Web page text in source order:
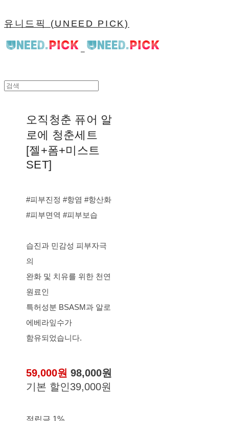
유니드픽 (UNEED PICK)
오직청춘 퓨어 알
로에 청춘세트
[젤+폼+미스트
SET]
#피부진정 #항염 #항산화
#피부면역 #피부보습
습진과 민감성 피부자극
의
완화 및 치유를 위한 천연
원료인
특허성분 BSASM과 알로
에베라잎수가
함유되었습니다.
59,000원98,000원
기본 할인39,000원
적립금 1%